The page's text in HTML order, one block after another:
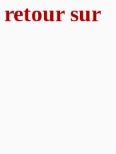
retour sur